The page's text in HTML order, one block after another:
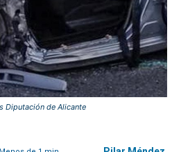
Diputación de Alicante